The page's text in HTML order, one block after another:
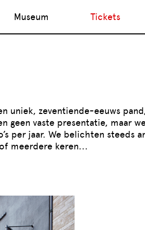
Museum Tickets
uniek, zeventiende-eeuws
geen vaste presentatie, maar
per jaar. We belichten steeds
meerdere keren...